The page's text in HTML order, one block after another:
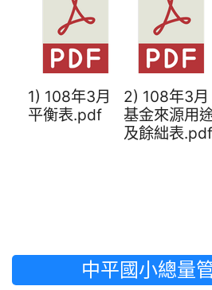
1) 108年3月
平衡表.pdf
2) 108年3月
基金來源用
及餘絀表.pdf
中平國小總量